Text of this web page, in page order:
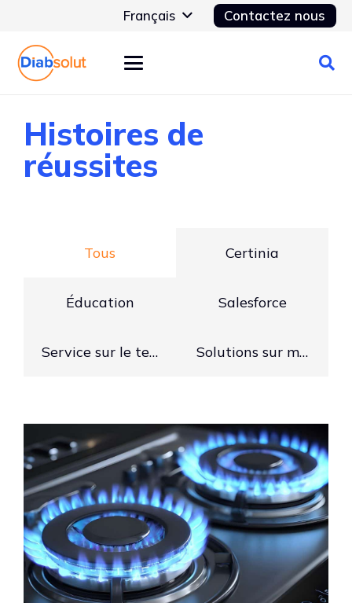
Français Contactez nous
Histoires de
réussites
Tous Certinia
Éducation Salesforce
Service sur le terrain Solutions sur mesure